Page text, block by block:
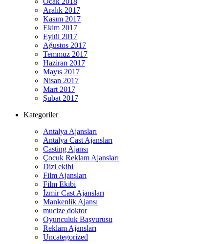
Aralık 2017
Kasım 2017
Ekim 2017
Eylül 2017
Ağustos 2017
Temmuz 2017
Haziran 2017
Mayıs 2017
Nisan 2017
Mart 2017
Şubat 2017
Kategoriler
Antalya Ajansları
Antalya Cast Ajansları
Casting Ajansı
Çocuk Reklam Ajansları
Dizi ekibi
Film Ajansları
Film Ekibi
İzmir Cast Ajansları
Mankenlik Ajansı
mucize doktor
Oyunculuk Başvurusu
Reklam Ajansları
Uncategorized